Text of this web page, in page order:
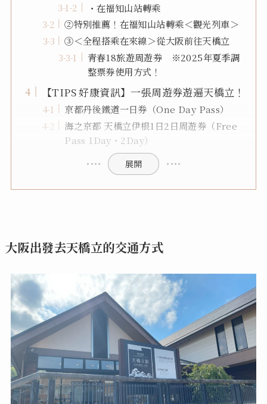
・在福知山站轉乘
②特別推薦！在福知山站轉乘＜觀光列車＞
③＜全程搭乘在來線＞從大阪前往天橋立
青春18旅遊周遊券 ※2025年夏季調
整票券使用方式！
【TIPS 好康資訊】一張周遊券遊遍天橋立！
京都丹後鐵道一日券（One Day Pass）
海之京都 天橋立伊根1日2日周遊券（Free
Pass 1Day・2Day）
展開
大阪出發去天橋立的交通方式